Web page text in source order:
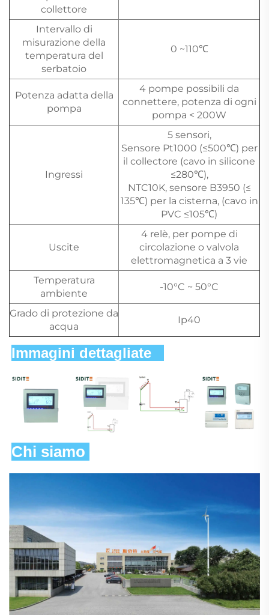
collettore
Intervallo di
misurazione della
temperatura del
serbatoio
0 ~110℃
Potenza adatta della
pompa
4 pompe possibili da
connettere, potenza di ogni
pompa < 200W
Ingressi
5 sensori,
Sensore Pt1000 (≤500℃) per
il collectore (cavo in silicone
≤280℃),
NTC10K, sensore B3950 (≤
135℃) per la cisterna, (cavo in
PVC ≤105℃)
Uscite
4 relè, per pompe di
circolazione o valvola
elettromagnetica a 3 vie
Temperatura
ambiente
-10°C ~ 50°C
Grado di protezione da
acqua
Ip40
Immagini dettagliate
Chi siamo